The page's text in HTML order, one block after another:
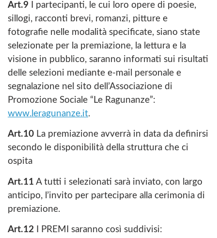
Art.9 I partecipanti, le cui loro opere di poesie,
sillogi, racconti brevi, romanzi, pitture e
fotografie nelle modalità specificate, siano state
selezionate per la premiazione, la lettura e la
visione in pubblico, saranno informati sui risultati
delle selezioni mediante e-mail personale e
segnalazione nel sito dell’Associazione di
Promozione Sociale “Le Ragunanze”:
www.leragunanze.it.
Art.10 La premiazione avverrà in data da definirsi
secondo le disponibilità della struttura che ci
ospita
Art.11 A tutti i selezionati sarà inviato, con largo
anticipo, l’invito per partecipare alla cerimonia di
premiazione.
Art.12 I PREMI saranno così suddivisi: